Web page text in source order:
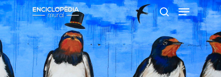
Pressiona intró per a cercar o ESC per
a tancar